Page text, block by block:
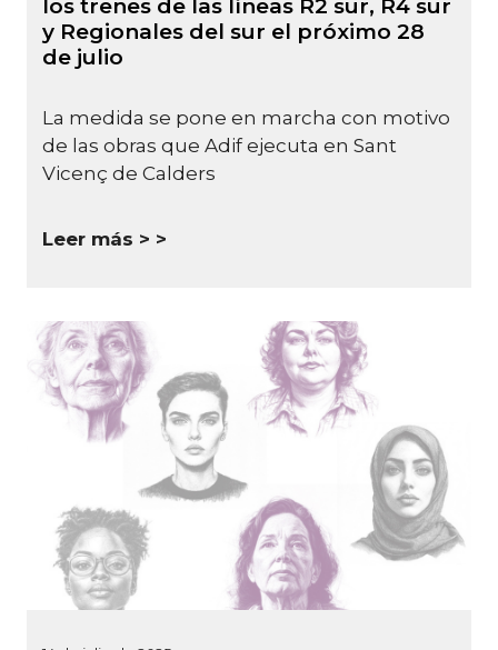
los trenes de las líneas R2 sur, R4 sur
y Regionales del sur el próximo 28
de julio
La medida se pone en marcha con motivo
de las obras que Adif ejecuta en Sant
Vicenç de Calders
Leer más >